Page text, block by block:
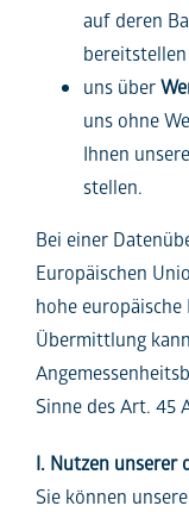
auf deren
uns über
uns ohne
Ihnen
stellen.
Bei einer
Europäischen
hohe
Übermittlung
Sinne des Art. 45
I. Nutzen unserer
Sie können